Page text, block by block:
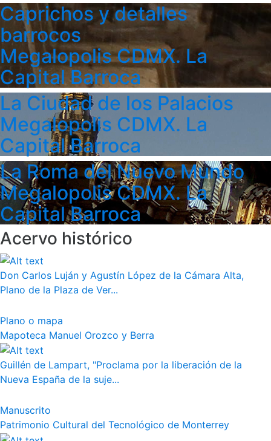
Caprichos y detalles
barrocos
Megalopolis CDMX. La
Capital Barroca
La Ciudad de los Palacios
Megalopolis CDMX. La
Capital Barroca
La Roma del Nuevo Mundo
Megalopolis CDMX. La
Capital Barroca
Acervo histórico
Don Carlos Luján y Agustín López de la Cámara Alta,
Plano de la Plaza de Ver...
Plano o mapa
Mapoteca Manuel Orozco y Berra
Guillén de Lampart, "Proclama por la liberación de la
Nueva España de la suje...
Manuscrito
Patrimonio Cultural del Tecnológico de Monterrey